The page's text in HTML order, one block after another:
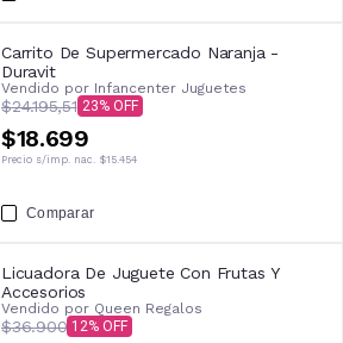
Carrito De Supermercado Naranja -
Duravit
Vendido por Infancenter Juguetes
$24.195,51 23
$18.699
Precio s/imp. nac. $15.454
Comparar
Licuadora De Juguete Con Frutas Y
Accesorios
Vendido por Queen Regalos
$36.900 12